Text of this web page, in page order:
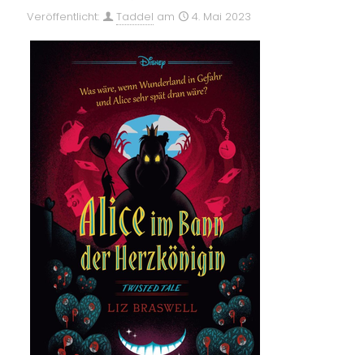
Veröffentlicht: Taddel am 4. Mai 2023